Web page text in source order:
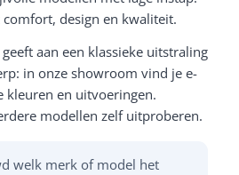
design en kwaliteit.
aan een klassieke uitstraling
in onze showroom vind je e-
kleuren en uitvoeringen.
modellen zelf uitproberen.
welk merk of model het